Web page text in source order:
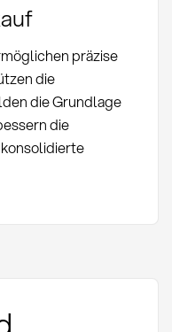
präzise
die
die Grundlage
die